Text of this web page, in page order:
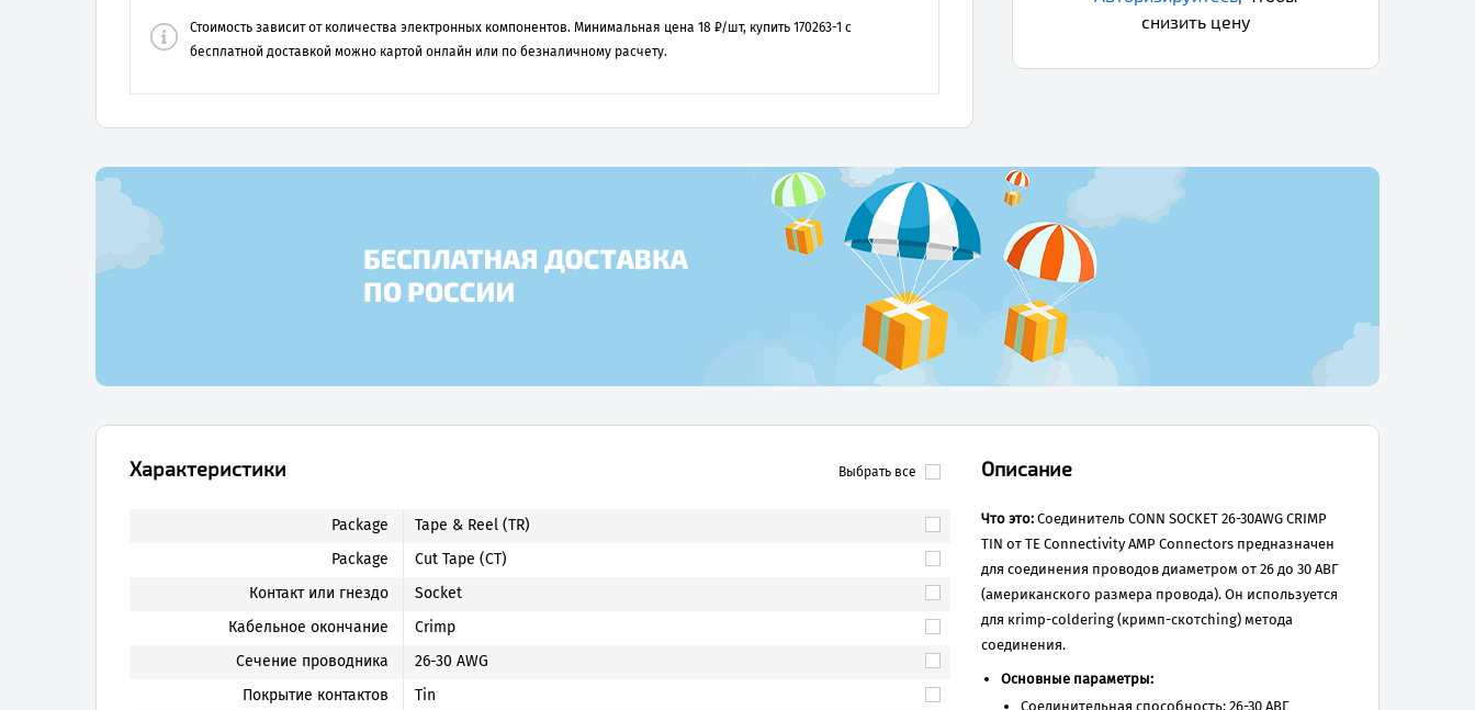
Стоимость зависит от количества электронных компонентов. Минимальная цена 18 ₽/шт, купить 170263-1 с
бесплатной доставкой можно картой онлайн или по безналичному расчету.
снизить цену
Выбрать все
Характеристики
Package
Tape & Reel (TR)
Package
Cut Tape (CT)
Контакт или гнездо
Socket
Кабельное окончание
Crimp
Сечение проводника
26-30 AWG
Покрытие контактов
Tin
Описание
Что это:Соединитель CONN SOCKET 26-30AWG CRIMP
TIN от TE Connectivity AMP Connectors предназначен
для соединения проводов диаметром от 26 до 30 АВГ
(американского размера провода). Он используется
для кrimp-сoldering (кримп-скотching) метода
соединения.
Основные параметры:
Соединительная способность: 26-30 АВГ